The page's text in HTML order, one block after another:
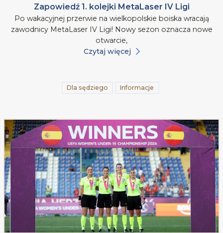
Zapowiedź 1. kolejki MetaLaser IV Ligi
Po wakacyjnej przerwie na wielkopolskie boiska wracają
zawodnicy MetaLaser IV Ligi! Nowy sezon oznacza nowe
otwarcie,
Czytaj więcej
Dla sędziego Informacje